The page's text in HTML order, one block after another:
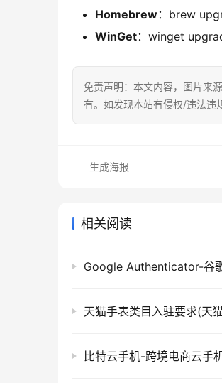
Homebrew：brew
WinGet：winget
免责声明：本文内容，图片来
有。如发现本站有侵权/违法违
生成海报
相关阅读
Google Authenticator-谷
天猫手表类目入驻要求(天
比特云手机-跨境电商云手